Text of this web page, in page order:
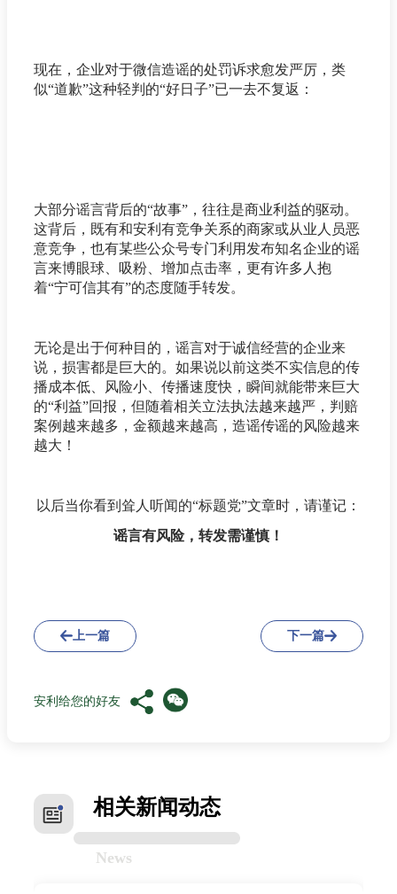
现在，企业对于微信造谣的处罚诉求愈发严厉，类
似“道歉”这种轻判的“好日子”已一去不复返：
大部分谣言背后的“故事”，往往是商业利益的驱动。
这背后，既有和安利有竞争关系的商家或从业人员恶
意竞争，也有某些公众号专门利用发布知名企业的谣
言来博眼球、吸粉、增加点击率，更有许多人抱
着“宁可信其有”的态度随手转发。
无论是出于何种目的，谣言对于诚信经营的企业来
说，损害都是巨大的。如果说以前这类不实信息的传
播成本低、风险小、传播速度快，瞬间就能带来巨大
的“利益”回报，但随着相关立法执法越来越严，判赔
案例越来越多，金额越来越高，造谣传谣的风险越来
越大！
以后当你看到耸人听闻的“标题党”文章时，请谨记：
谣言有风险，转发需谨慎！
上一篇 下一篇
安利给您的好友
相关新闻动态
News